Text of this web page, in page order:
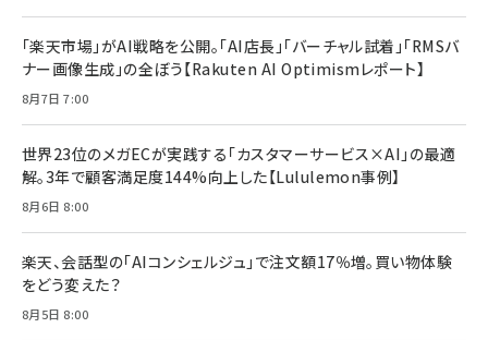
「楽天市場」がAI戦略を公開。「AI店長」「バーチャル試着」「RMSバ
ナー画像生成」の全ぼう【Rakuten AI Optimismレポート】
8月7日 7:00
世界23位のメガECが実践する「カスタマーサービス×AI」の最適
解。3年で顧客満足度144%向上した【Lululemon事例】
8月6日 8:00
楽天、会話型の「AIコンシェルジュ」で注文額17％増。買い物体験
をどう変えた？
8月5日 8:00